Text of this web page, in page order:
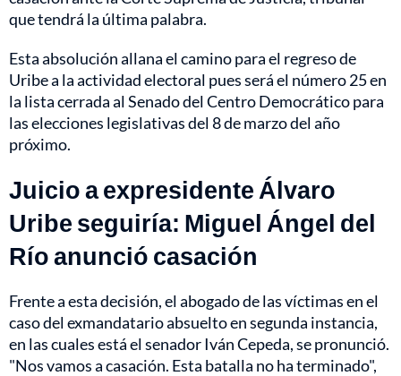
que tendrá la última palabra.
Esta absolución allana el camino para el regreso de
Uribe a la actividad electoral pues será el número 25 en
la lista cerrada al Senado del Centro Democrático para
las elecciones legislativas del 8 de marzo del año
próximo.
Juicio a expresidente Álvaro
Uribe seguiría: Miguel Ángel del
Río anunció casación
Frente a esta decisión, el abogado de las víctimas en el
caso del exmandatario absuelto en segunda instancia,
en las cuales está el senador Iván Cepeda, se pronunció.
"Nos vamos a casación. Esta batalla no ha terminado",